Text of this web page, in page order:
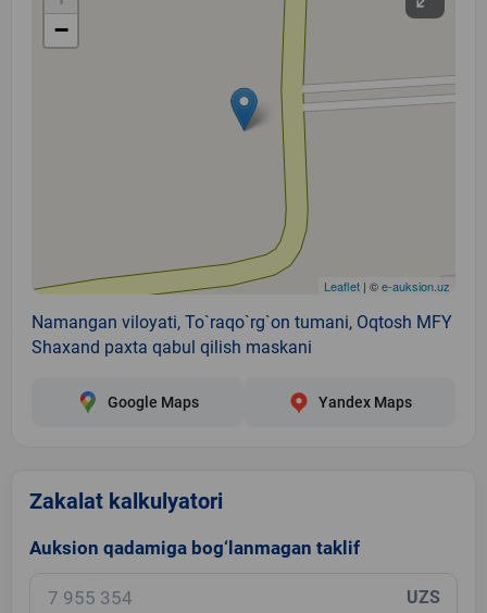
−
Leaflet | ©e-auksion.uz
Namangan viloyati, To`raqo`rg`on tumani, Oqtosh MFY
Shaxand paxta qabul qilish maskani
Google Maps Yandex Maps
Zakalat kalkulyatori
Auksion qadamiga bog‘lanmagan taklif
UZS